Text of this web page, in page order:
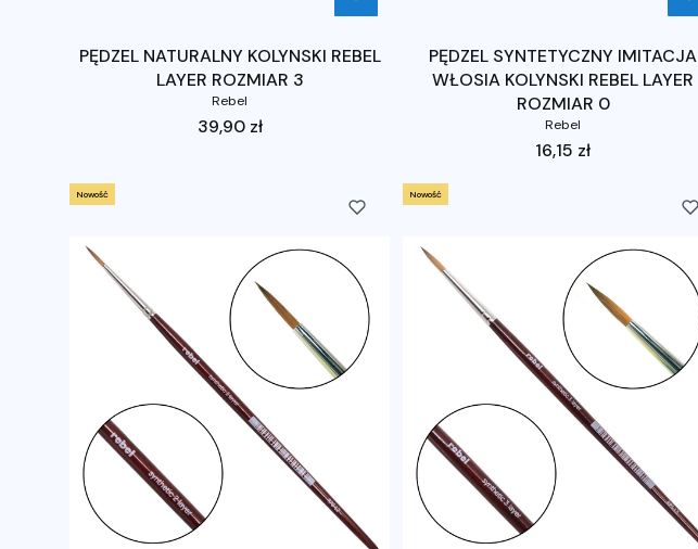
PĘDZEL NATURALNY KOLYNSKI REBEL
LAYER ROZMIAR 3
Rebel
Cena
39,90 zł
PĘDZEL SYNTETYCZNY IMITACJA
WŁOSIA KOLYNSKI REBEL LAYER
ROZMIAR 0
Rebel
Cena
16,15 zł
Nowość Nowość